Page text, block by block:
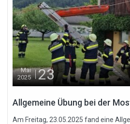
Mai
2025
23
Allgemeine Übung bei der
Am Freitag, 23.05.2025 fand eine